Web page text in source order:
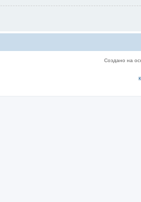
Создано на